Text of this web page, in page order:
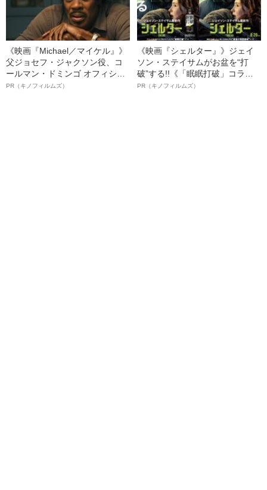
《映画『Michael／マイケル』》
父ジョセフ・ジャクソン役、コ
ールマン・ドミンゴ オフィシャ
ルインタビュー“観客を魅了した
PR（キノフィルムズ）
《映画『シェルター』》ジェイ
ソン・ステイサムがお盆を“打
破”する!!《「眠眠打破」コラ
ボ》
PR（キノフィルムズ）